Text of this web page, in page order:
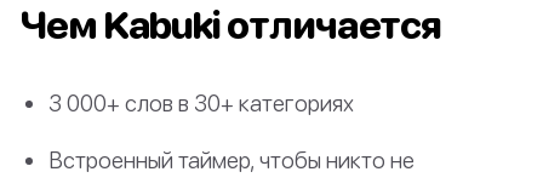
Чем Kabuki отличается
3 000+ слов в 30+ категориях
Встроенный таймер, чтобы никто не